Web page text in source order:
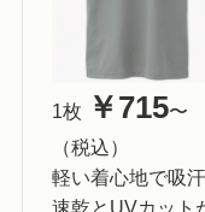
1枚 ￥715〜
（税込）
軽い着心地で吸汗
速乾とUVカット